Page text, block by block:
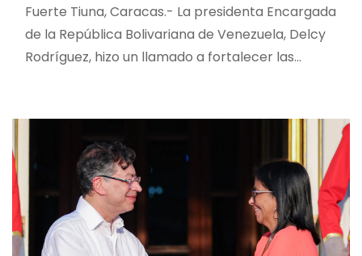
Fuerte Tiuna, Caracas.- La presidenta Encargada
de la República Bolivariana de Venezuela, Delcy
Rodríguez, hizo un llamado a fortalecer las…